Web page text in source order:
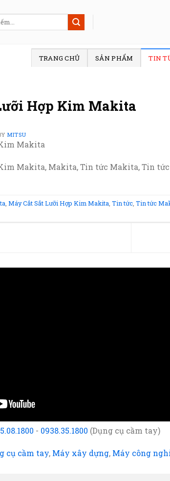
TRANG CHỦ SẢN PHẨM TIN
Hợp Kim Makita
MITSU
Makita
Makita, Makita, Tin tức Makita, Tin tức
Máy Cắt Sắt Lưỡi Hợp Kim Makita Tin tức, Tin tức
- 0938.35.1800 (Dụng cụ cầm tay)
cụ cầm tay, Máy xây dựng, Máy công